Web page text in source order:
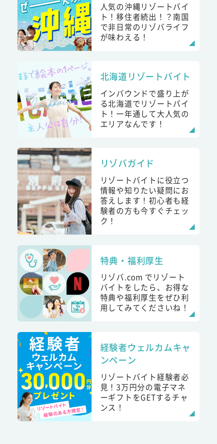
人気の沖縄リゾートバイ
ト！移住者続出！？南国
で非日常のリゾバライフ
が味わえる！
北海道リゾートバイト
インバウンドで盛り上が
る北海道でリゾートバイ
ト！一年通して大人気の
エリアなんです！
リゾバガイド
リゾートバイトに役立つ
情報や知りたい疑問にお
答えします！初心者も経
験者の方も今すぐチェッ
ク！
特典・福利厚生
リゾバ.com でリゾート
バイトをしたら、お得な
特典や福利厚生をぜひ利
用してみてくださいね！
経験者ウェルカムキャ
ンペーン
リゾートバイト経験者必
見！3万円分の電子マネ
ーギフトをGETするチャ
ンス！